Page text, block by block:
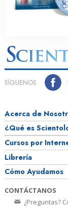
SÍGUENOS
Acerca de
¿Qué es
Cursos por
Librería
Cómo Ayudamos
CONTÁCTANOS
¿Preguntas?